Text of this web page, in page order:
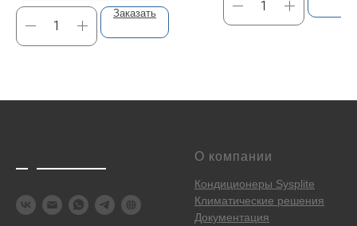
Заказать
О компании
Кондиционеры Sysplite
Климатические решения
Документация